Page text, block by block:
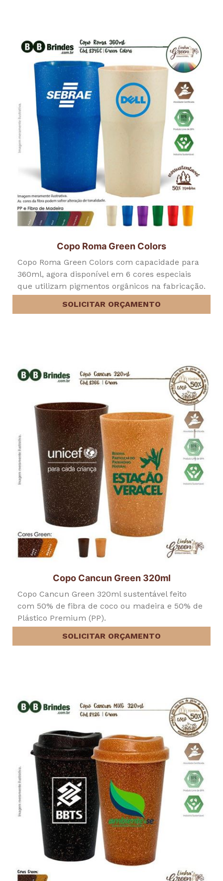
Copo Roma Green Colors
Copo Roma Green Colors com capacidade para
360ml, agora disponível em 6 cores especiais
que utilizam pigmentos orgânicos na fabricação.
SOLICITAR ORÇAMENTO
Copo Cancun Green 320ml
Copo Cancun Green 320ml sustentável feito
com 50% de fibra de coco ou madeira e 50% de
Plástico Premium (PP).
SOLICITAR ORÇAMENTO